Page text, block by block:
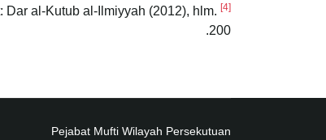
[4]
Dar al-Kutub al-Ilmiyyah (2012), hlm.
200.
Pejabat Mufti Wilayah Persekutuan